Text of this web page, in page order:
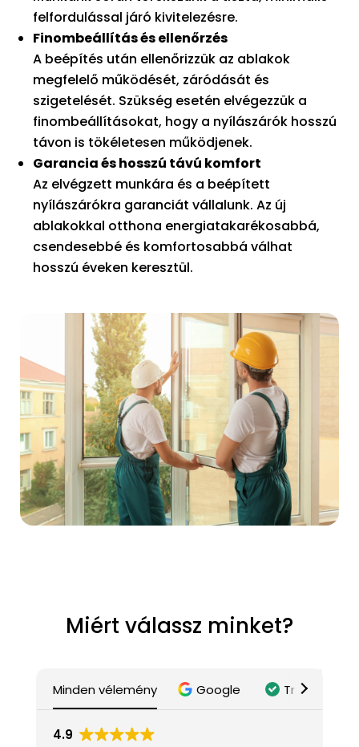
felfordulással járó kivitelezésre.
Finombeállítás és ellenőrzés
A beépítés után ellenőrizzük az ablakok
megfelelő működését, záródását és
szigetelését. Szükség esetén elvégezzük a
finombeállításokat, hogy a nyílászárók hosszú
távon is tökéletesen működjenek.
Garancia és hosszú távú komfort
Az elvégzett munkára és a beépített
nyílászárókra garanciát vállalunk. Az új
ablakokkal otthona energiatakarékosabbá,
csendesebbé és komfortosabbá válhat
hosszú éveken keresztül.
Miért válassz minket?
Minden vélemény Google Trustindex
4.9